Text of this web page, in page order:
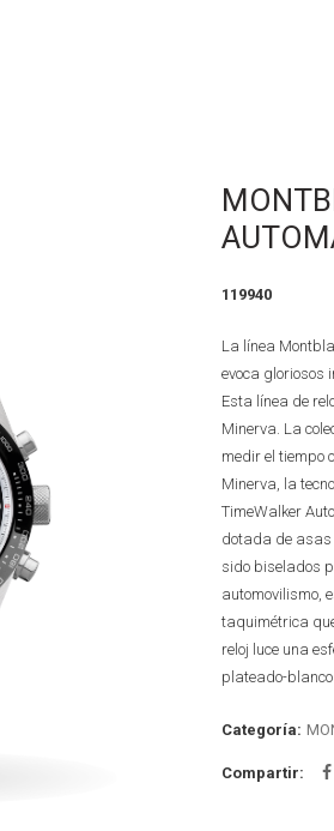
119940
La línea
evoca gloriosos
Esta línea de
Minerva. La
medir el tiempo
Minerva, la
TimeWalker
dotada de asas
sido biselados
automovilismo,
taquimétrica
reloj luce una
plateado-
Categoría:
Compartir